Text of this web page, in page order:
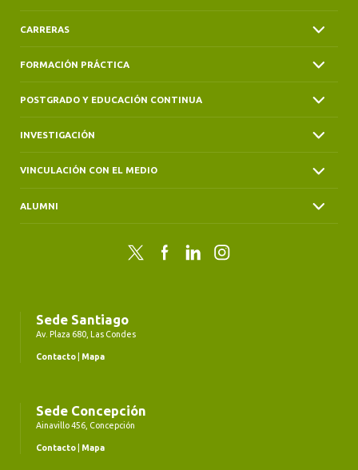
CARRERAS
FORMACIÓN PRÁCTICA
POSTGRADO Y EDUCACIÓN CONTINUA
INVESTIGACIÓN
VINCULACIÓN CON EL MEDIO
ALUMNI
Twitter FacebookLinkedInInstagram
Sede Santiago
Av. Plaza 680, Las Condes
Contacto Mapa
Sede Concepción
Ainavillo 456, Concepción
Contacto Mapa